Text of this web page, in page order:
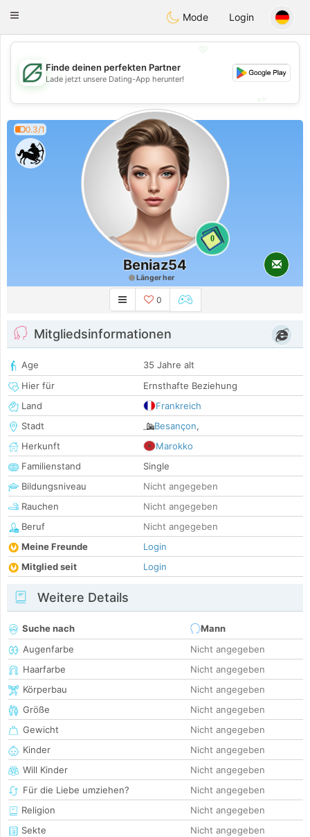
Dating
Toggle
Mode Login
💖
💕
Finde deinen perfekten Partner
Lade jetzt unsere Dating-App herunter!
0.3/1
0
Beniaz54
Länger her
0
Mitgliedsinformationen
Age
35 Jahre alt
Hier für
Ernsthafte Beziehung
Land
Frankreich
Stadt
Besançon,
Herkunft
Marokko
Familienstand
Single
Bildungsniveau
Nicht angegeben
Rauchen
Nicht angegeben
Beruf
Nicht angegeben
Meine Freunde
Login
Mitglied seit
Login
Weitere Details
Suche nach
Mann
Augenfarbe
Nicht angegeben
Haarfarbe
Nicht angegeben
Körperbau
Nicht angegeben
Größe
Nicht angegeben
Gewicht
Nicht angegeben
Kinder
Nicht angegeben
Will Kinder
Nicht angegeben
Für die Liebe umziehen?
Nicht angegeben
Religion
Nicht angegeben
Sekte
Nicht angegeben